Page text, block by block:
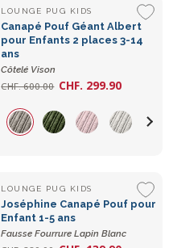
LOUNGE PUG KIDS
Canapé Pouf Géant Albert
pour Enfants 2 places 3-14
ans
Côtelé Vison
CHF. 600.00 CHF. 299.90
LOUNGE PUG KIDS
Joséphine Canapé Pouf pour
Enfant 1-5 ans
Fausse Fourrure Lapin Blanc